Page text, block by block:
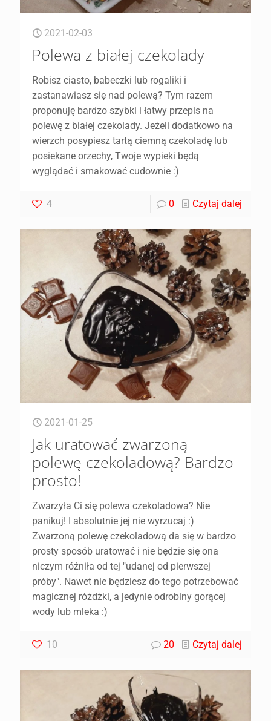
2021-02-03
Polewa z białej czekolady
Robisz ciasto, babeczki lub rogaliki i
zastanawiasz się nad polewą? Tym razem
proponuję bardzo szybki i łatwy przepis na
polewę z białej czekolady. Jeżeli dodatkowo na
wierzch posypiesz tartą ciemną czekoladę lub
posiekane orzechy, Twoje wypieki będą
wyglądać i smakować cudownie :)
4 0 Czytaj dalej
2021-01-25
Jak uratować zwarzoną
polewę czekoladową? Bardzo
prosto!
Zwarzyła Ci się polewa czekoladowa? Nie
panikuj! I absolutnie jej nie wyrzucaj :)
Zwarzoną polewę czekoladową da się w bardzo
prosty sposób uratować i nie będzie się ona
niczym różniła od tej "udanej od pierwszej
próby". Nawet nie będziesz do tego potrzebować
magicznej różdżki, a jedynie odrobiny gorącej
wody lub mleka :)
10 20 Czytaj dalej